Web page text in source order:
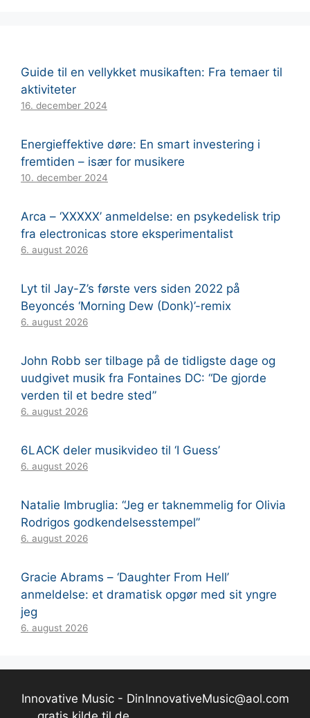
Guide til en vellykket musikaften: Fra temaer til
aktiviteter
16. december 2024
Energieffektive døre: En smart investering i
fremtiden – især for musikere
10. december 2024
Arca – ‘XXXXX’ anmeldelse: en psykedelisk trip
fra electronicas store eksperimentalist
6. august 2026
Lyt til Jay-Z’s første vers siden 2022 på
Beyoncés ‘Morning Dew (Donk)’-remix
6. august 2026
John Robb ser tilbage på de tidligste dage og
uudgivet musik fra Fontaines DC: “De gjorde
verden til et bedre sted”
6. august 2026
6LACK deler musikvideo til ‘I Guess’
6. august 2026
Natalie Imbruglia: “Jeg er taknemmelig for Olivia
Rodrigos godkendelsesstempel”
6. august 2026
Gracie Abrams – ‘Daughter From Hell’
anmeldelse: et dramatisk opgør med sit yngre
jeg
6. august 2026
Innovative Music - DinInnovativeMusic@aol.com